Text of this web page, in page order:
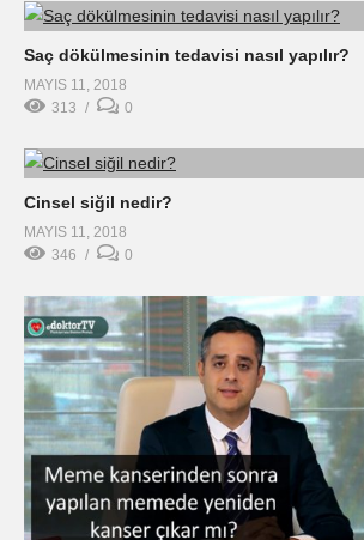
Saç dökülmesinin tedavisi nasıl yapılır?
MAYIS 11, 2018
313
0
Cinsel siğil nedir?
MAYIS 11, 2018
346
0